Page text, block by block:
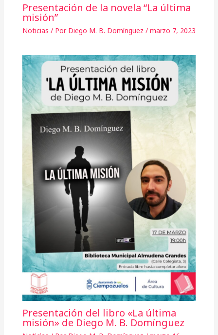
Presentación de la novela “La última
misión”
Noticias / Por Diego M. B. Domínguez / marzo 7, 2023
Presentación del libro «La última
misión» de Diego M. B. Domínguez